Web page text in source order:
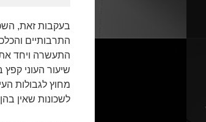
בעקבות זאת,
התרבותיים
התעשרה ויחד
מחוץ לגבולות
לשכונות שאין